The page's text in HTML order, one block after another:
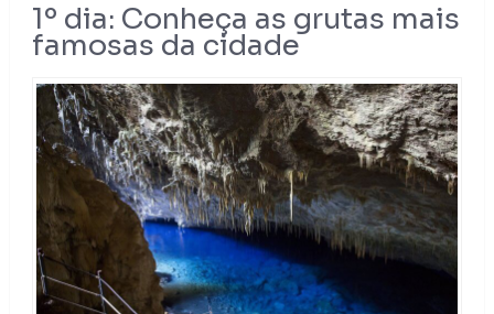
1º dia: Conheça as grutas mais
famosas da cidade